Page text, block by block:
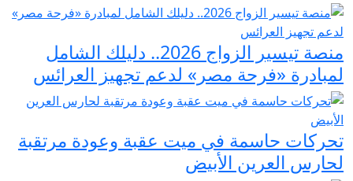
منصة تيسير الزواج 2026.. دليلك الشامل
لمبادرة «فرحة مصر» لدعم تجهيز العرائس
تحركات حاسمة في ميت عقبة وعودة مرتقبة
لحارس العرين الأبيض